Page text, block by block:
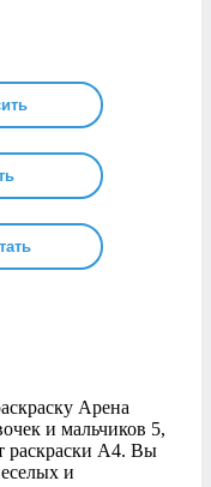
Арена
и мальчиков 5,
раскраски А4. Вы
и